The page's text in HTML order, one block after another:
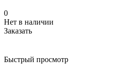
0
Нет в наличии
Заказать
Быстрый просмотр